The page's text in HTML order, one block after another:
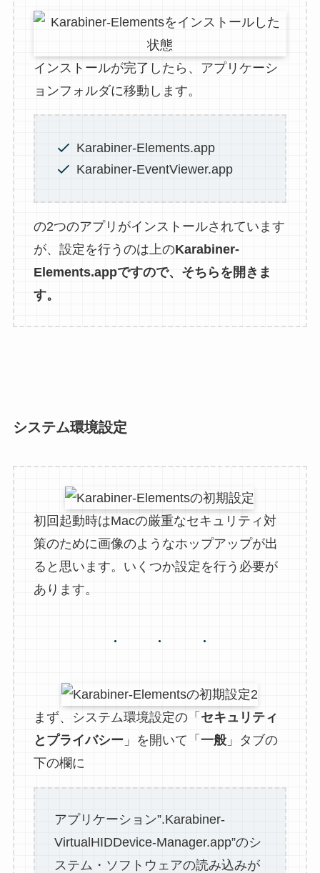
インストールが完了したら、アプリケーシ
ョンフォルダに移動します。
Karabiner-Elements.app
Karabiner-EventViewer.app
の2つのアプリがインストールされています
が、設定を行うのは上のKarabiner-
Elements.appですので、そちらを開きま
す。
システム環境設定
初回起動時はMacの厳重なセキュリティ対
策のために画像のようなホップアップが出
ると思います。いくつか設定を行う必要が
あります。
まず、システム環境設定の「 セキュリティ
とプライバシー 」を開いて「 一般」タブの
下の欄に
アプリケーション”.Karabiner-
VirtualHIDDevice-Manager.app”のシ
ステム・ソフトウェアの読み込みが